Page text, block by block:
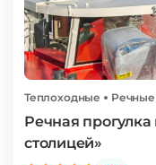
Теплоходные Речные
Речная
столицей»